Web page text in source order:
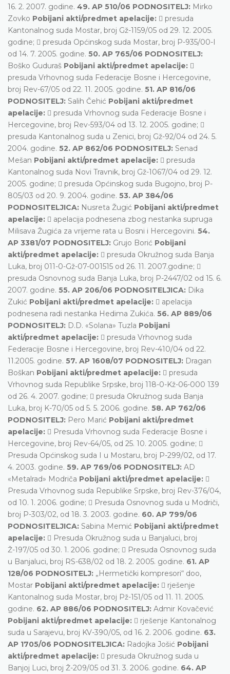
16. 2. 2007. godine. 49. AP 510/06 PODNOSITELJ: Mirko
Zovko Pobijani akti/predmet apelacije:  presuda
Kantonalnog suda Mostar, broj Gž-1159/05 od 29. 12. 2005.
godine;  presuda Općinskog suda Mostar, broj P-935/00-I
od 14. 7. 2005. godine. 50. AP 765/06 PODNOSITELJ:
Boško Guduraš Pobijani akti/predmet apelacije: 
presuda Vrhovnog suda Federacije Bosne i Hercegovine,
broj Rev-67/05 od 22. 11. 2005. godine. 51. AP 816/06
PODNOSITELJ: Salih Čehić Pobijani akti/predmet
apelacije:  presuda Vrhovnog suda Federacije Bosne i
Hercegovine, broj Rev-593/04 od 13. 12. 2005. godine; 
presuda Kantonalnog suda u Zenici, broj Gž-92/04 od 24. 5.
2004. godine. 52. AP 862/06 PODNOSITELJ: Senad
Mešan Pobijani akti/predmet apelacije:  presuda
Kantonalnog suda Novi Travnik, broj Gž-1067/04 od 29. 12.
2005. godine;  presuda Općinskog suda Bugojno, broj P-
805/03 od 20. 9. 2004. godine. 53. AP 384/06
PODNOSITELJICA: Nusreta Žugić Pobijani akti/predmet
apelacije:  apelacija podnesena zbog nestanka supruga
Milisava Žugića za vrijeme rata u Bosni i Hercegovini. 54.
AP 3381/07 PODNOSITELJ: Grujo Borić Pobijani
akti/predmet apelacije:  presuda Okružnog suda Banja
Luka, broj 011-0-Gž-07-001515 od 26. 11. 2007.godine; 
presuda Osnovnog suda Banja Luka, broj P-2447/02 od 15. 6.
2007. godine. 55. AP 206/06 PODNOSITELJICA: Dika
Zukić Pobijani akti/predmet apelacije:  apelacija
podnesena radi nestanka Hedima Zukića. 56. AP 889/06
PODNOSITELJ: D.D. «Solana» Tuzla Pobijani
akti/predmet apelacije:  presuda Vrhovnog suda
Federacije Bosne i Hercegovine, broj Rev-410/04 od 22.
11.2005. godine. 57. AP 1608/07 PODNOSITELJ: Dragan
Boškan Pobijani akti/predmet apelacije:  presuda
Vrhovnog suda Republike Srpske, broj 118-0-Kž-06-000 139
od 26. 4. 2007. godine;  presuda Okružnog suda Banja
Luka, broj K-70/05 od 5. 5. 2006. godine. 58. AP 762/06
PODNOSITELJ: Pero Marić Pobijani akti/predmet
apelacije:  Presuda Vrhovnog suda Federacije Bosne i
Hercegovine, broj Rev-64/05, od 25. 10. 2005. godine; 
Presuda Općinskog suda I u Mostaru, broj P-299/02, od 17.
4. 2003. godine. 59. AP 769/06 PODNOSITELJ: AD
«Metalrad» Modriča Pobijani akti/predmet apelacije: 
Presuda Vrhovnog suda Republike Srpske, broj Rev-376/04,
od 10. 1. 2006. godine;  Presuda Osnovnog suda u Modriči,
broj P-303/02, od 18. 3. 2003. godine. 60. AP 799/06
PODNOSITELJICA: Sabina Memić Pobijani akti/predmet
apelacije:  Presuda Okružnog suda u Banjaluci, broj
Ž-197/05 od 30. 1. 2006. godine;  Presuda Osnovnog suda
u Banjaluci, broj RS-638/02 od 18. 2. 2005. godine. 61. AP
128/06 PODNOSITELJ: „Hermetički kompresori“ doo,
Mostar Pobijani akti/predmet apelacije:  rješenje
Kantonalnog suda Mostar, broj Pž-151/05 od 11. 11. 2005.
godine. 62. AP 886/06 PODNOSITELJ: Admir Kovačević
Pobijani akti/predmet apelacije:  rješenje Kantonalnog
suda u Sarajevu, broj KV-390/05, od 16. 2. 2006. godine. 63.
AP 1705/06 PODNOSITELJICA: Radojka Jošić Pobijani
akti/predmet apelacije:  presuda Okružnog suda u
Banjoj Luci, broj Ž-209/05 od 31. 3. 2006. godine. 64. AP